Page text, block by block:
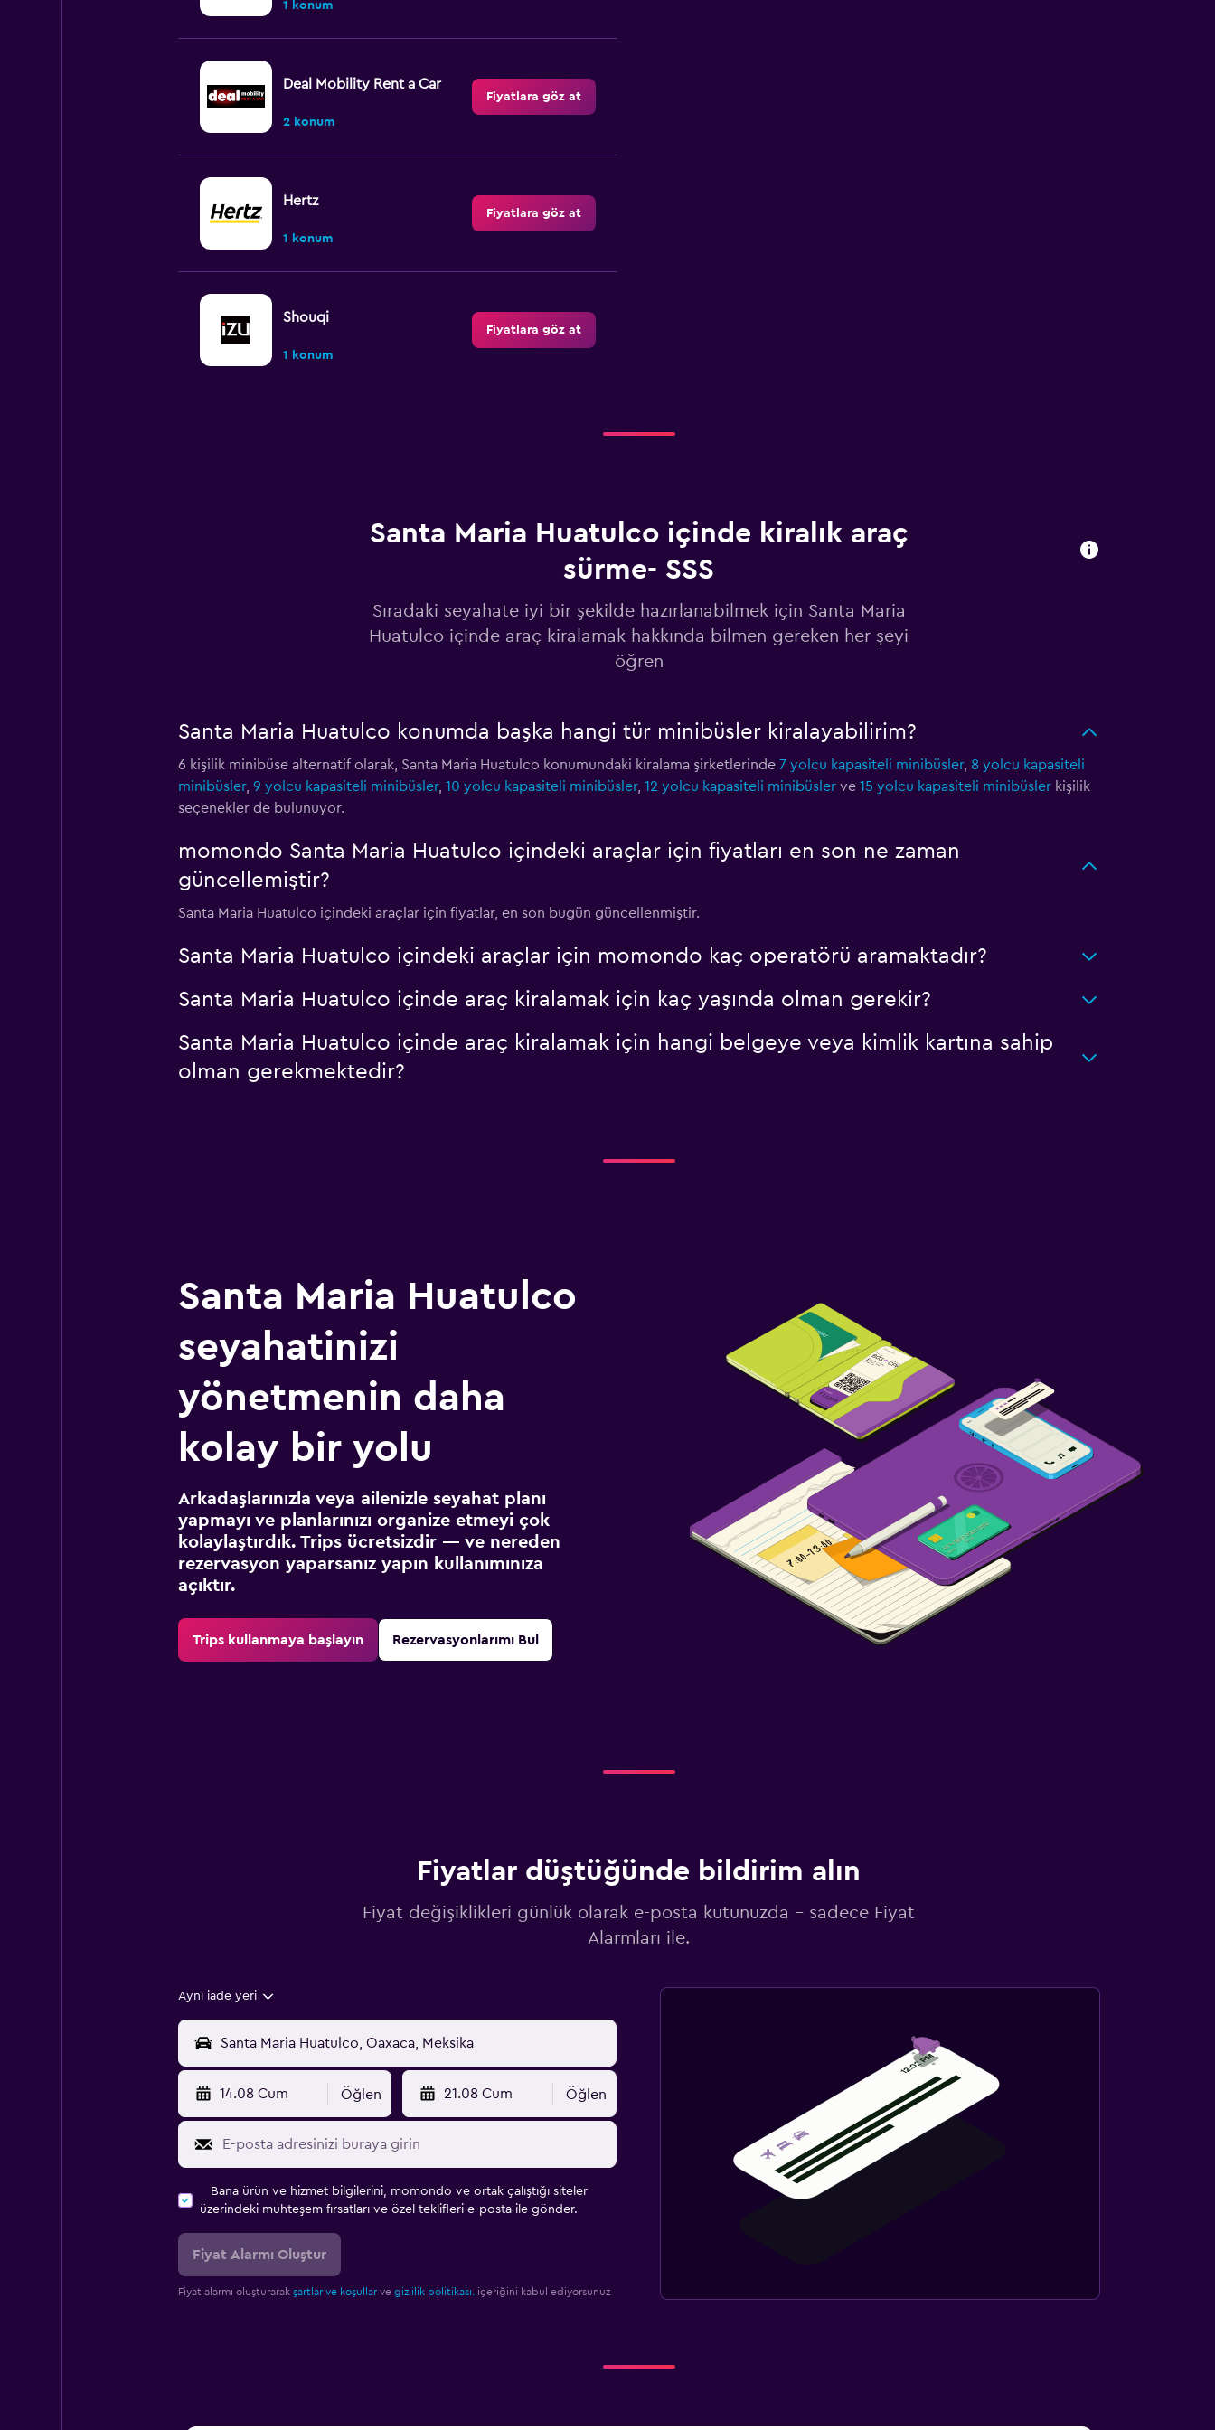
1 konum
Deal Mobility Rent a Car
2 konum
Fiyatlara göz at
Hertz
1 konum
Fiyatlara göz at
Shouqi
1 konum
Fiyatlara göz at
Fiyatlara göz at
Alamo
Fiyatlara göz at
Santa Maria Huatulco içinde kiralık araç
sürme- SSS
Sıradaki seyahate iyi bir şekilde hazırlanabilmek için Santa Maria
Huatulco içinde araç kiralamak hakkında bilmen gereken her şeyi
öğren
Santa Maria Huatulco konumda başka hangi tür minibüsler kiralayabilirim?
6 kişilik minibüse alternatif olarak, Santa Maria Huatulco konumundaki kiralama şirketlerinde 7 yolcu kapasiteli minibüsler, 8 yolcu kapasiteli
minibüsler, 9 yolcu kapasiteli minibüsler, 10 yolcu kapasiteli minibüsler, 12 yolcu kapasiteli minibüslerve 15 yolcu kapasiteli minibüslerkişilik
seçenekler de bulunuyor.
momondo Santa Maria Huatulco içindeki araçlar için fiyatları en son ne zaman
güncellemiştir?
Santa Maria Huatulco içindeki araçlar için fiyatlar, en son bugün güncellenmiştir.
Santa Maria Huatulco içindeki araçlar için momondo kaç operatörü aramaktadır?
Santa Maria Huatulco içinde araç kiralamak için kaç yaşında olman gerekir?
Santa Maria Huatulco içinde araç kiralamak için hangi belgeye veya kimlik kartına sahip
olman gerekmektedir?
Santa Maria Huatulco
seyahatinizi
yönetmenin daha
kolay bir yolu
Arkadaşlarınızla veya ailenizle seyahat planı
yapmayı ve planlarınızı organize etmeyi çok
kolaylaştırdık. Trips ücretsizdir — ve nereden
rezervasyon yaparsanız yapın kullanımınıza
açıktır.
Trips kullanmaya başlayın Rezervasyonlarımı Bul
Fiyatlar düştüğünde bildirim alın
Fiyat değişiklikleri günlük olarak e-posta kutunuzda - sadece Fiyat
Alarmları ile.
Aynı iade yeri
14.08 Cum Öğlen 21.08 Cum Öğlen
Bana ürün ve hizmet bilgilerini, momondo ve ortak çalıştığı siteler
üzerindeki muhteşem fırsatları ve özel teklifleri e-posta ile gönder.
Fiyat Alarmı Oluştur
Fiyat alarmı oluşturarak şartlar ve koşullarve gizlilik politikası. içeriğini kabul ediyorsunuz